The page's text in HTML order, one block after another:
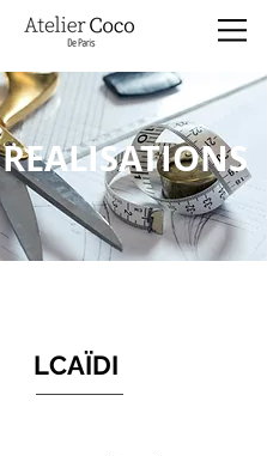
LCAÏDI